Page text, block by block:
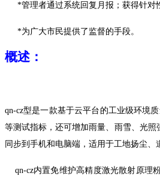
*管理者通过系统回复月报；获得针对
*为广大市民提供了监督的手段。
概述：
qn-cz型是一款基于云平台的工业级环境
等测试指标，还可增加雨量、雨雪、光
同步到手机和电脑端，适用于工地扬尘
qn-cz内置免维护高精度激光散射原理